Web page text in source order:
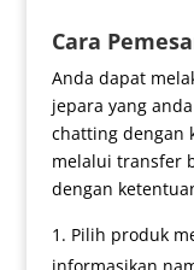
Cara
Anda dapat
jepara yang
chatting dengan
melalui transfer
dengan
Pilih produk